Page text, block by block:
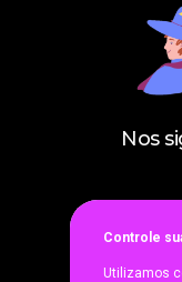
Nos
Controle
Utilizamos